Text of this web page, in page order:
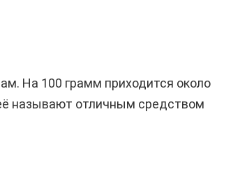
На 100 грамм приходится около
называют отличным средством